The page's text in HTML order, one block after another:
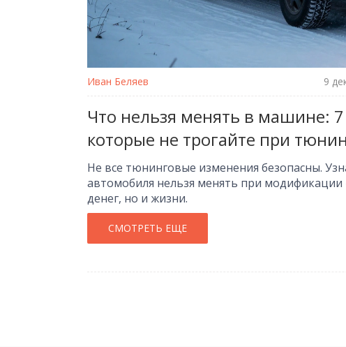
Иван Беляев 9
Что нельзя менять в машине:
которые не трогайте при
Не все тюнинговые изменения безопасны.
автомобиля нельзя менять при
денег, но и жизни.
СМОТРЕТЬ ЕЩЕ